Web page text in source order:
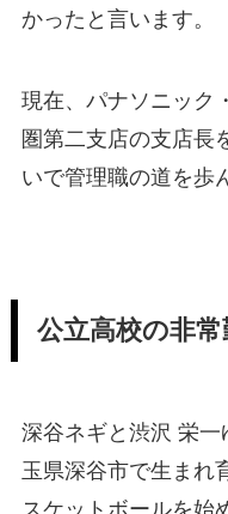
かったと言います。
現在、パナソニック
圏第二支店の支店長
いで管理職の道を歩
公立高校の非
深谷ネギと渋沢 栄
玉県深谷市で生まれ
スケットボールを始